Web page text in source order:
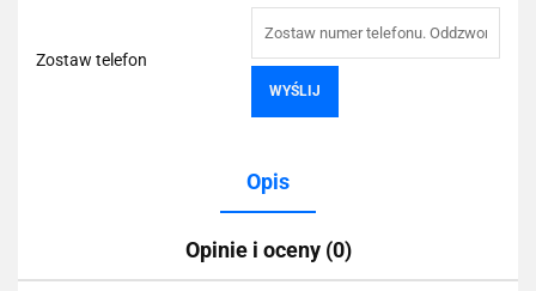
Zostaw telefon
WYŚLIJ
Opis
Opinie i oceny (0)